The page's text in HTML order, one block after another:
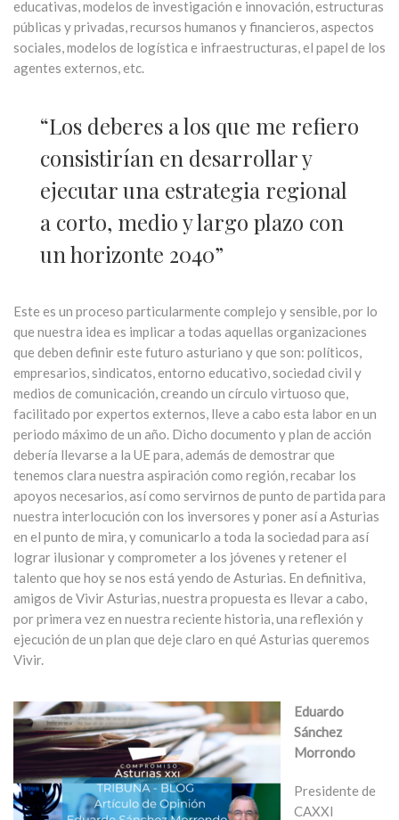
educativas, modelos de investigación e innovación, estructuras
públicas y privadas, recursos humanos y financieros, aspectos
sociales, modelos de logística e infraestructuras, el papel de los
agentes externos, etc.
“Los deberes a los que me refiero
consistirían en desarrollar y
ejecutar una estrategia regional
a corto, medio y largo plazo con
un horizonte 2040”
Este es un proceso particularmente complejo y sensible, por lo
que nuestra idea es implicar a todas aquellas organizaciones
que deben definir este futuro asturiano y que son: políticos,
empresarios, sindicatos, entorno educativo, sociedad civil y
medios de comunicación, creando un círculo virtuoso que,
facilitado por expertos externos, lleve a cabo esta labor en un
periodo máximo de un año. Dicho documento y plan de acción
debería llevarse a la UE para, además de demostrar que
tenemos clara nuestra aspiración como región, recabar los
apoyos necesarios, así como servirnos de punto de partida para
nuestra interlocución con los inversores y poner así a Asturias
en el punto de mira, y comunicarlo a toda la sociedad para así
lograr ilusionar y comprometer a los jóvenes y retener el
talento que hoy se nos está yendo de Asturias. En definitiva,
amigos de Vivir Asturias, nuestra propuesta es llevar a cabo,
por primera vez en nuestra reciente historia, una reflexión y
ejecución de un plan que deje claro en qué Asturias queremos
Vivir.
Eduardo
Sánchez
Morrondo
Presidente de
CAXXI